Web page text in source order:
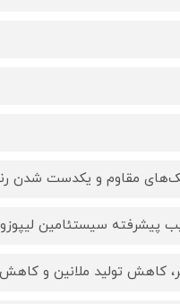
مقاوم و یکدست شدن
پیشرفته سیستئامین
کاهش تولید ملانین و کاهش